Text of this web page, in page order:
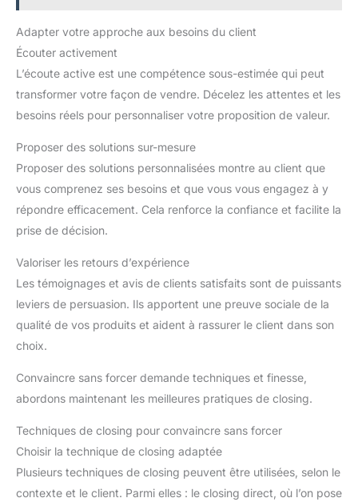
Adapter votre approche aux besoins du client
Écouter activement
L’écoute active est une compétence sous-estimée qui peut
transformer votre façon de vendre. Décelez les attentes et les
besoins réels pour personnaliser votre proposition de valeur.
Proposer des solutions sur-mesure
Proposer des solutions personnalisées montre au client que
vous comprenez ses besoins et que vous vous engagez à y
répondre efficacement. Cela renforce la confiance et facilite la
prise de décision.
Valoriser les retours d’expérience
Les témoignages et avis de clients satisfaits sont de puissants
leviers de persuasion. Ils apportent une preuve sociale de la
qualité de vos produits et aident à rassurer le client dans son
choix.
Convaincre sans forcer demande techniques et finesse,
abordons maintenant les meilleures pratiques de closing.
Techniques de closing pour convaincre sans forcer
Choisir la technique de closing adaptée
Plusieurs techniques de closing peuvent être utilisées, selon le
contexte et le client. Parmi elles : le closing direct, où l’on pose